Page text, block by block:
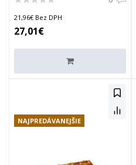
21,96€ Bez DPH
27,01€
NAJPREDÁVANEJŠIE